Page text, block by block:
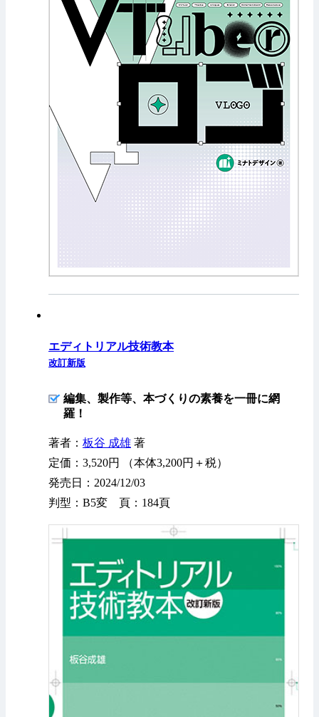
エディトリアル技術教本
改訂新版
編集、製作等、本づくりの素養を一冊に網
羅！
著者： 板谷 成雄 著
定価：3,520円 （本体3,200円＋税）
発売日：2024/12/03
判型：B5変 頁：184頁